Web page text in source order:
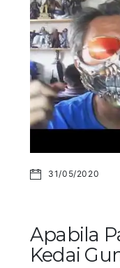
31/05/2020
Apabila
Kedai